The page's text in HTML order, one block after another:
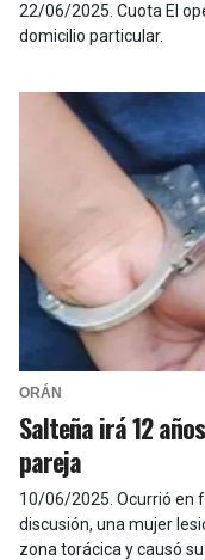
22/06/2025 Cuota El
domicilio particular.
ORÁN
Salteña irá 12
pareja
10/06/2025 Ocurrió en
discusión, una mujer
zona torácica y causó